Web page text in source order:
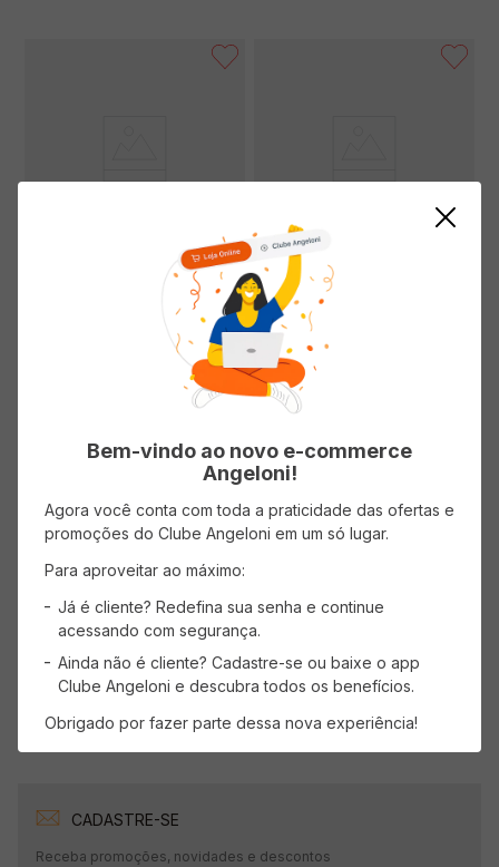
Sabonete FARNESE Erva Doce e
49
ADICIONAR AO CARRINHO
Sabonete Líquido FARNESE Erva
Doce e Hortelã 500ml
( R$ 31,98/l )
ADICIONAR AO CARRINHO
Mostrando 1 -4 de4produtos
CADASTRE-SE
Receba promoções, novidades e descontos
Bem-vindo ao novo e-commerce
Angeloni!
Agora você conta com toda a praticidade das ofertas e
promoções do Clube Angeloni em um só lugar.
Para aproveitar ao máximo:
Já é cliente? Redefina sua senha e continue
acessando com segurança.
Ainda não é cliente? Cadastre-se ou baixe o app
Clube Angeloni e descubra todos os benefícios.
Obrigado por fazer parte dessa nova experiência!